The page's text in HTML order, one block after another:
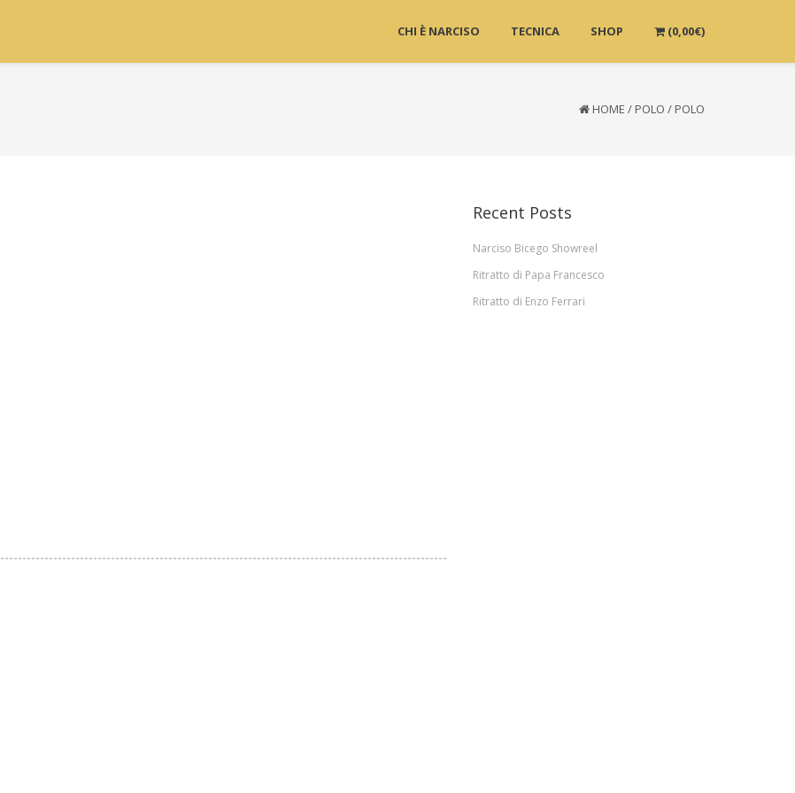
CHI È NARCISO TECNICA SHOP (0,00€)
HOME / POLO / POLO
Recent Posts
Narciso Bicego Showreel
Ritratto di Papa Francesco
Ritratto di Enzo Ferrari